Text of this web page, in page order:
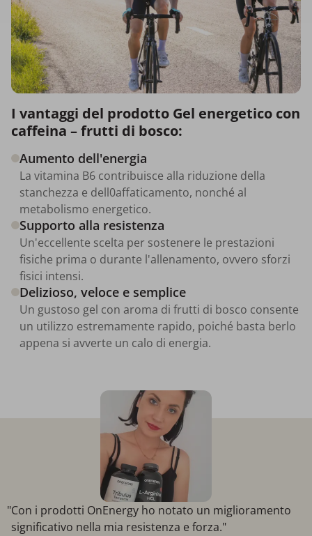
I vantaggi del prodotto Gel energetico con
caffeina – frutti di bosco:
Aumento dell'energia
La vitamina B6 contribuisce alla riduzione della
stanchezza e dell0affaticamento, nonché al
metabolismo energetico.
Supporto alla resistenza
Un'eccellente scelta per sostenere le prestazioni
fisiche prima o durante l'allenamento, ovvero sforzi
fisici intensi.
Delizioso, veloce e semplice
Un gustoso gel con aroma di frutti di bosco consente
un utilizzo estremamente rapido, poiché basta berlo
appena si avverte un calo di energia.
"Con i prodotti OnEnergy ho notato un miglioramento
significativo nella mia resistenza e forza."